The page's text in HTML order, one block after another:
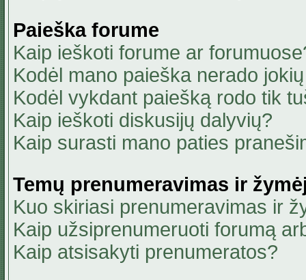
Paieška forume
Kaip ieškoti forume ar
Kodėl mano paieška nerado
Kodėl vykdant paiešką rodo tik
Kaip ieškoti diskusijų dalyvių?
Kaip surasti mano paties
Temų prenumeravimas ir
Kuo skiriasi prenumeravimas ir
Kaip užsiprenumeruoti forumą
Kaip atsisakyti prenumeratos?